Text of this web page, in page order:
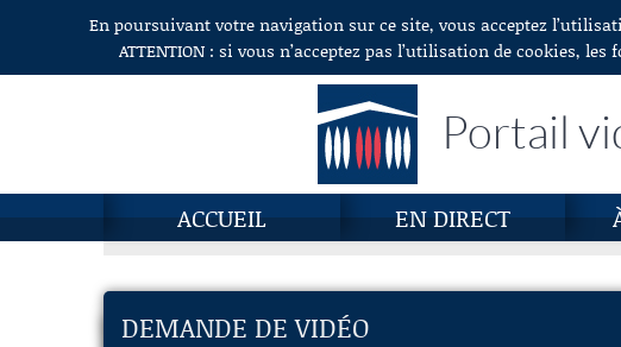
Aller au contenuEn poursuivant votre navigation sur ce site, vous acceptez
ATTENTION : si vous n’acceptez pas l’utilisation de cookies,
Portail
ACCUEIL EN DIRECT
DEMANDE DE VIDÉO